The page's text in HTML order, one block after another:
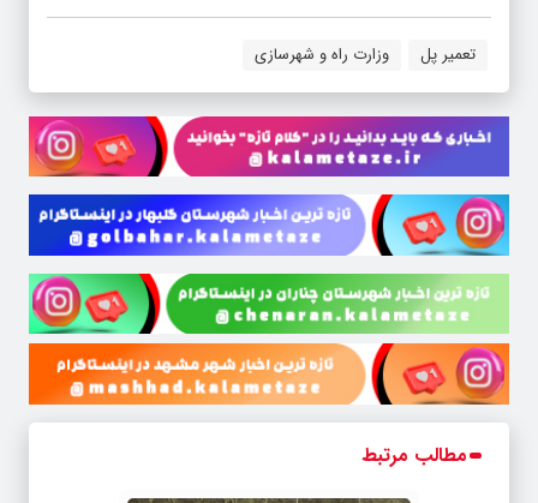
تعمیر پل وزارت راه و شهرسازی
مطالب مرتبط